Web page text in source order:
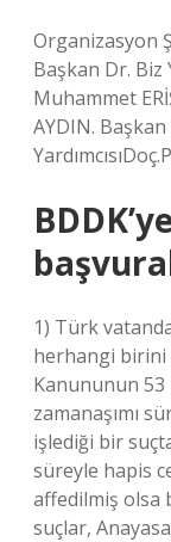
Organizasyon
Başkan Dr. Biz
Muhammet
AYDIN. Başkan
1) Türk
herhangi birini
Kanununun
zamanaşımı
işlediği bir
süreyle hapis
affedilmiş olsa
suçlar,